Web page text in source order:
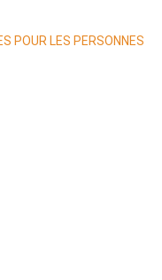
POUR LES PERSONNES